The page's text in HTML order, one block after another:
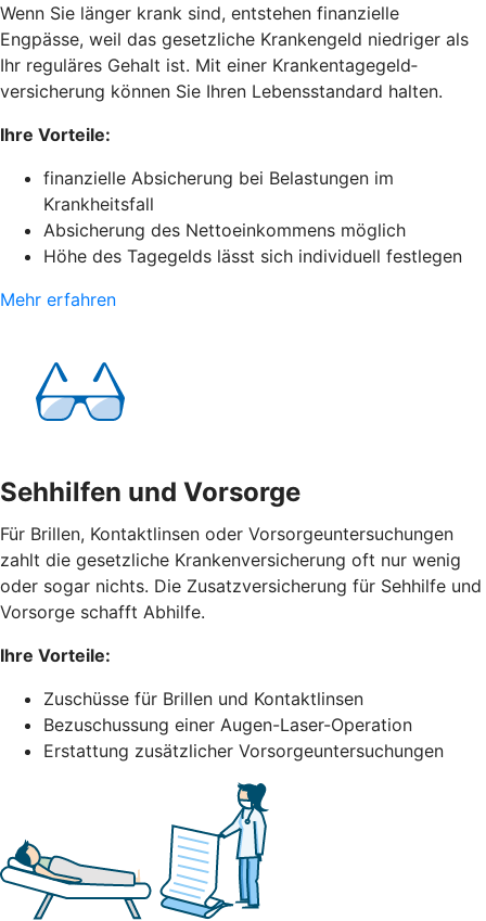
Wenn Sie länger krank sind, entstehen finanzielle
Engpässe, weil das gesetzliche Krankengeld niedriger als
Ihr reguläres Gehalt ist. Mit einer Krankentagegeld­
versicherung können Sie Ihren Lebensstandard halten.
Ihre Vorteile:
finanzielle Absicherung bei Belastungen im
Krankheitsfall
Absicherung des Nettoeinkommens möglich
Höhe des Tagegelds lässt sich individuell festlegen
Mehr erfahren
Sehhilfen und Vorsorge
Für Brillen, Kontaktlinsen oder Vorsorgeuntersuchungen
zahlt die gesetzliche Krankenversicherung oft nur wenig
oder sogar nichts. Die Zusatzversicherung für Sehhilfe und
Vorsorge schafft Abhilfe.
Ihre Vorteile:
Zuschüsse für Brillen und Kontaktlinsen
Bezuschussung einer Augen-Laser-Operation
Erstattung zusätzlicher Vorsorgeuntersuchungen